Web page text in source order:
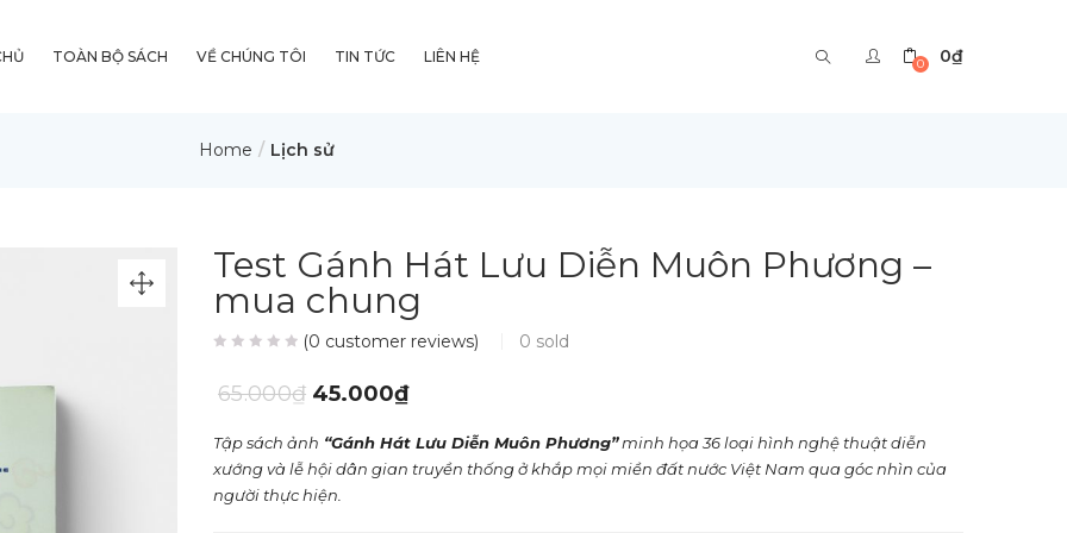
TOÀN BỘ SÁCH VỀ CHÚNG TÔI TIN TỨC LIÊN HỆ 0 0₫
Home Lịch sử
Test Gánh Hát Lưu Diễn Muôn Phương –
mua chung
(0 customer reviews) 0 sold
65.000₫ 45.000₫
Tập sách ảnh “Gánh Hát Lưu Diễn Muôn Phương”minh họa 36 loại hình nghệ thuật diễn
xướng và lễ hội dân gian truyền thống ở khắp mọi miền đất nước Việt Nam qua góc nhìn của
người thực hiện.